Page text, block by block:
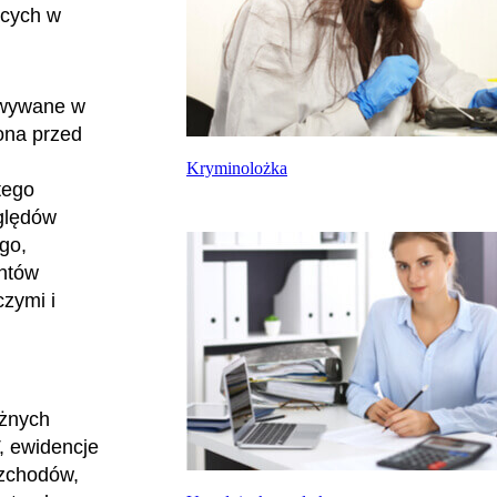
w
w
przed
i
ewidencje
Kryminolożka